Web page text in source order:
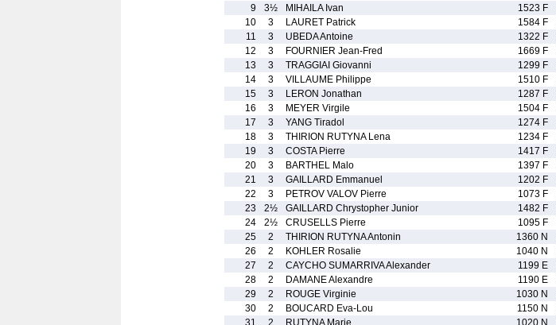
9
3½ MIHAILA Ivan 1523 F
10
3 LAURET Patrick 1584 F
11
3 UBEDA Antoine 1322 F
12
3 FOURNIER Jean-Fred 1669 F
13
3 TRAGGIAI Giovanni 1299 F
14
3 VILLAUME Philippe 1510 F
15
3 LERON Jonathan 1287 F
16
3 MEYER Virgile 1504 F
17
3 YANG Tiradol 1274 F
18
3 THIRION RUTYNA Lena 1234 F
19
3 COSTA Pierre 1417 F
20
3 BARTHEL Malo 1397 F
21
3 GAILLARD Emmanuel 1202 F
22
3 PETROV VALOV Pierre 1073 F
23
2½ GAILLARD Chrystopher Junior 1482 F
24
2½ CRUSELLS Pierre 1095 F
25
2 THIRION RUTYNA Antonin 1360 N
26
2 KOHLER Rosalie 1040 N
27
2 CAYCHO SUMARRIVA Alexander 1199 E
28
2 DAMANE Alexandre 1190 E
29
2 ROUGE Virginie 1030 N
30
2 BOUCARD Eva-Lou 1150 N
31
2 RUTYNA Marie 1020 N